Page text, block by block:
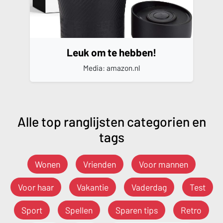
Leuk om te hebben!
Media: amazon.nl
Alle top ranglijsten categorien en
tags
Wonen Vrienden Voor mannen
Voor haar Vakantie Vaderdag Test
Sport Spellen Sparen tips Retro